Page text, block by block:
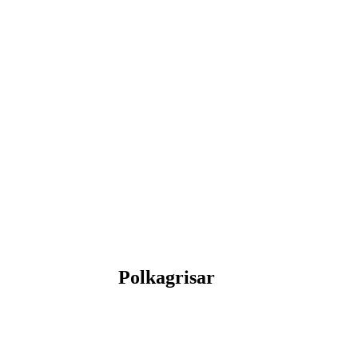
Polkagrisar